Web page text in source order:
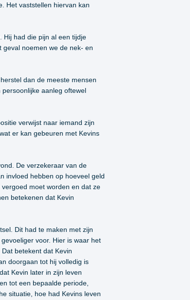
Het vaststellen hiervan kan
Hij had die pijn al een tijdje
noemen we de nek- en
dan de meeste mensen
aanleg oftewel
verwijst naar iemand zijn
er kan gebeuren met Kevins
De verzekeraar van de
invloed hebben op hoeveel geld
moet worden en dat ze
betekenen dat Kevin
Dit had te maken met zijn
voor. Hier is waar het
betekent dat Kevin
doorgaan tot hij volledig is
Kevin later in zijn leven
tot een bepaalde periode,
situatie, hoe had Kevins leven